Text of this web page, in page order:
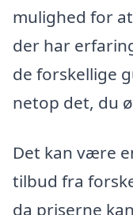
mulighed for
der har
de forskellige
netop det, du
Det kan være
tilbud fra
da priserne